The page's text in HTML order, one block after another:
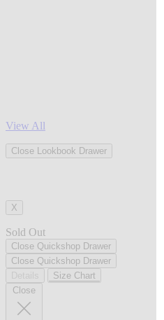
View All
Close Lookbook Drawer
X
Sold Out
Close Quickshop Drawer
Close Quickshop Drawer
Size Chart
Close